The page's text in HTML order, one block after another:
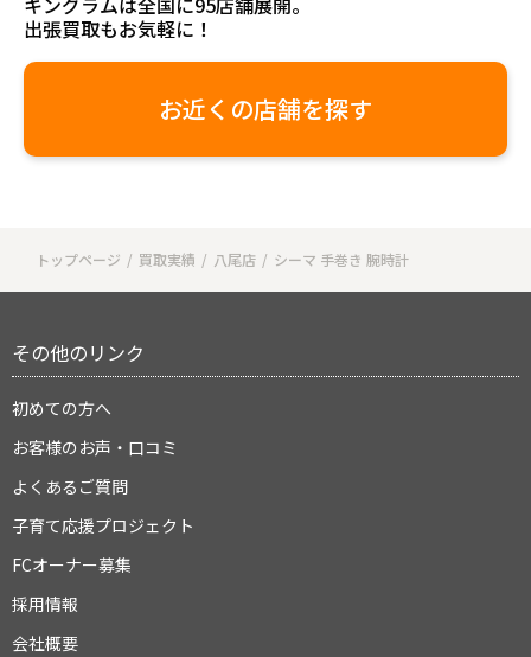
出張買取もお気軽に！
お近くの店舗を探す
トップページ 買取実績 八尾店 シーマ 手巻き 腕時計
その他のリンク
初めての方へ
お客様のお声・口コミ
よくあるご質問
子育て応援プロジェクト
FCオーナー募集
採用情報
会社概要